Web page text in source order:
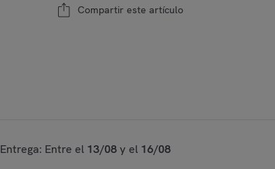
Compartir este artículo
Entrega: Entre el 13/08y el 16/08